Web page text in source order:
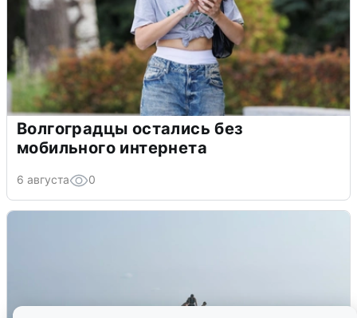
Волгоградцы остались без
мобильного интернета
6 августа 0